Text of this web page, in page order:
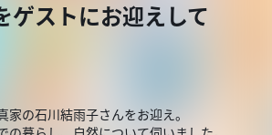
ゲストにお迎えして
家の石川結雨子さんをお迎え。